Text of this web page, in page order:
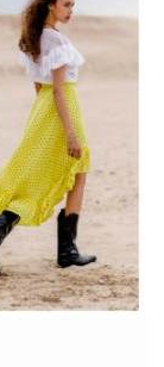
chrapkę, to dziś
w różnych